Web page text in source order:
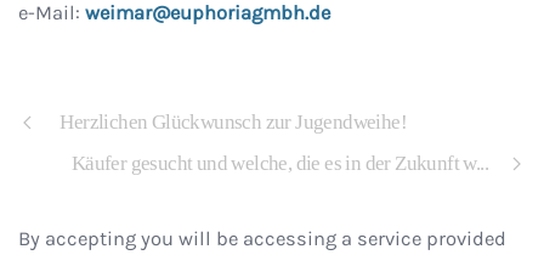
e-Mail: weimar@euphoriagmbh.de
​ Herzlichen Glückwunsch zur Jugendweihe!
Käufer gesucht und welche, die es in der Zukunft w...
By accepting you will be accessing a service provided